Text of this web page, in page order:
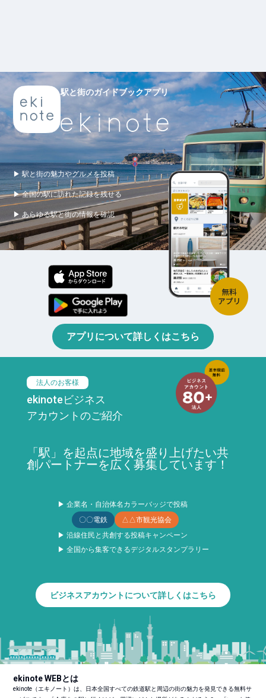
駅と街のガイドブックアプリ
▶ 駅と街の魅力やグルメを投稿
▶ 全国の駅に訪れた記録を残せる
▶ あらゆる駅と街の情報を確認
アプリについて詳しくはこちら
法人のお客様
ekinoteビジネス
アカウントのご紹介
「駅」を起点に地域を盛り上げたい共
創パートナーを広く募集しています！
▶ 企業名・自治体名カラーバッジで投稿
〇〇電鉄
△△市観光協会
▶ 沿線住民と共創する投稿キャンペーン
▶ 全国から集客できるデジタルスタンプラリー
ビジネスアカウントについて詳しくはこちら
ekinote WEBとは
ekinote（エキノート）は、日本全国すべての鉄道駅と周辺の街の魅力を発見できる無料サ